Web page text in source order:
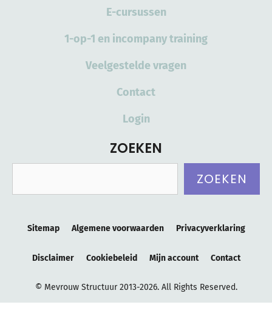
E-cursussen
1-op-1 en incompany training
Veelgestelde vragen
Contact
Login
ZOEKEN
ZOEKEN
Sitemap Algemene voorwaarden Privacyverklaring
Disclaimer Cookiebeleid Mijn account Contact
© Mevrouw Structuur 2013-2026. All Rights Reserved.